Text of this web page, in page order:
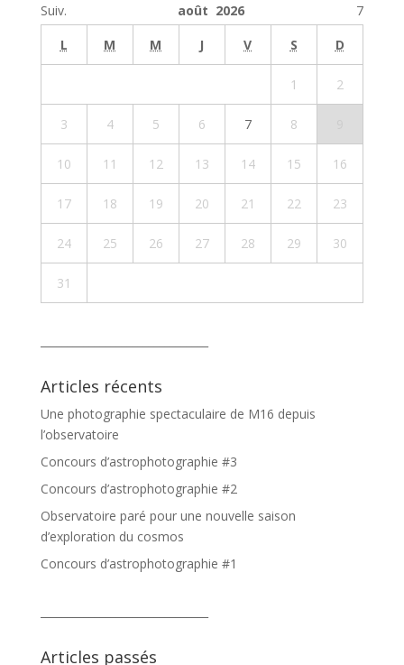
Suiv. 7
août 2026
L
M M J V S D
1 2
3 4 5 6 7 8
10 11 12 13 14 15 16
17 18 19 20 21 22 23
24 25 26 27 28 29 30
31
Articles récents
Une photographie spectaculaire de M16 depuis
l’observatoire
Concours d’astrophotographie #3
Concours d’astrophotographie #2
Observatoire paré pour une nouvelle saison
d’exploration du cosmos
Concours d’astrophotographie #1
Articles passés